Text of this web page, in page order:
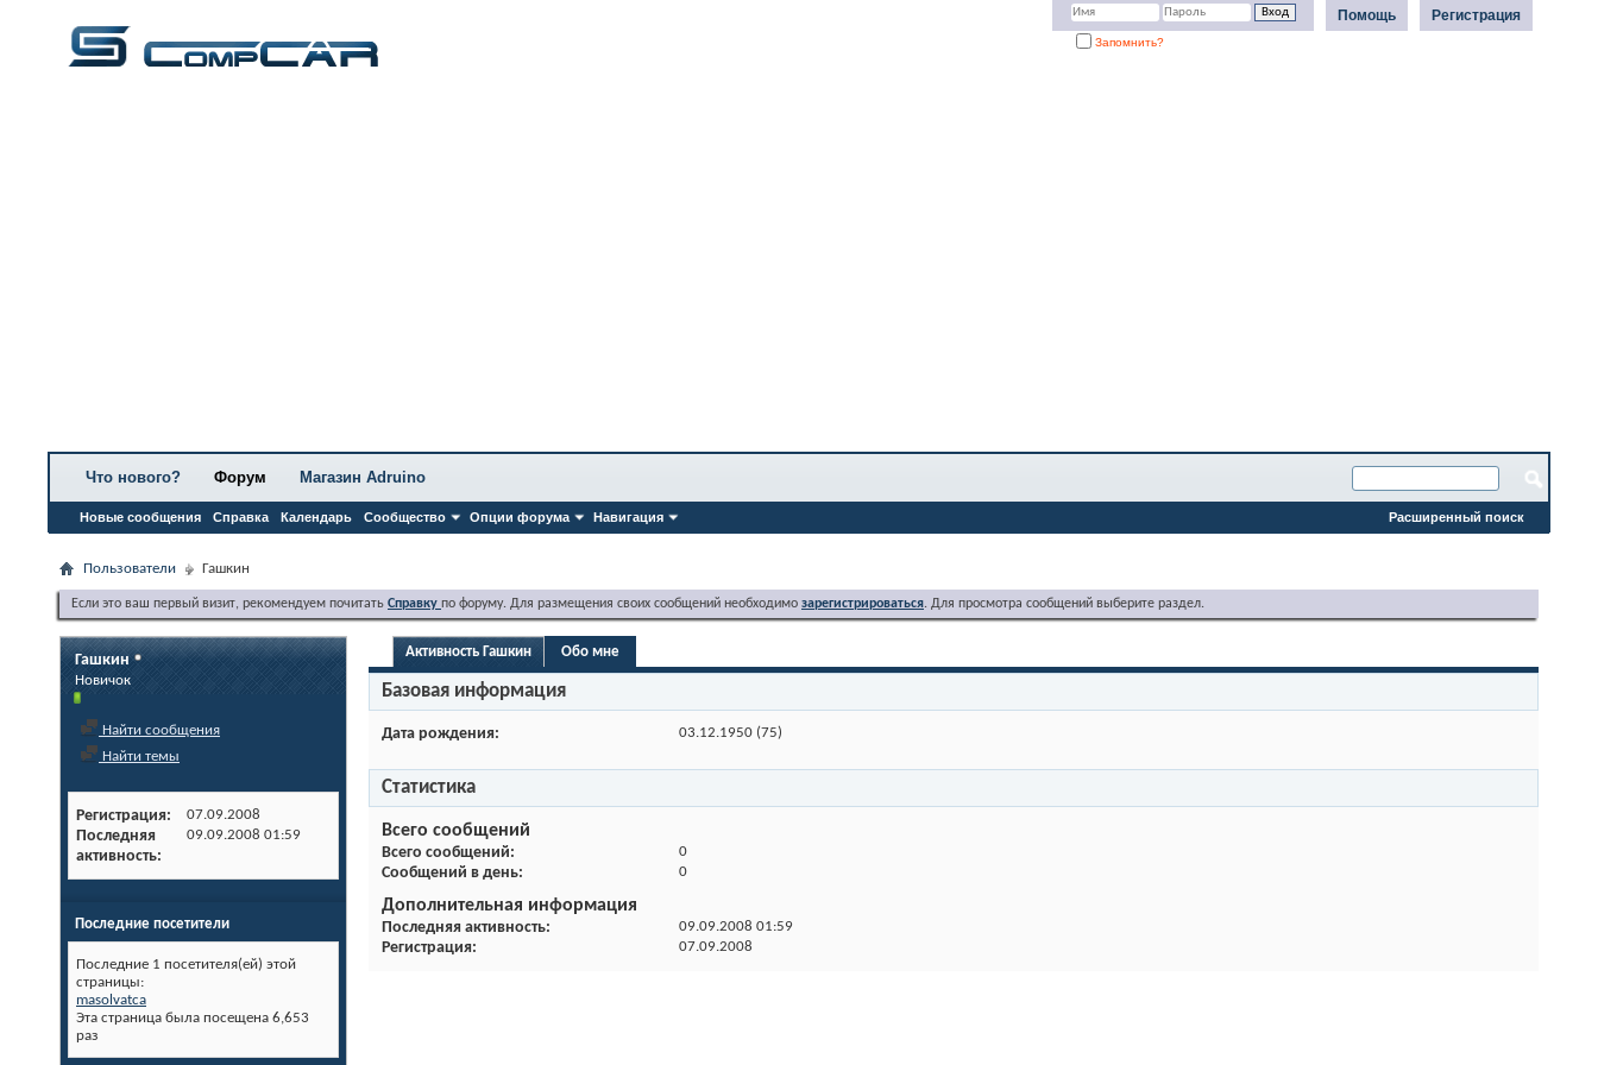
Регистрация
Помощь
Запомнить?
Что нового? Форум
Новые сообщения Справка Календарь Сообщество Опции форума Навигация
Магазин Adruino
Расширенный поиск
Пользователи Гашкин
Если это ваш первый визит, рекомендуем почитать Справку по форуму. Для размещения своих сообщений необходимо зарегистрироваться. Для просмотра сообщений выберите раздел.
Гашкин
Новичок
Найти сообщения
Найти темы
Регистрация 07.09.2008
Последняя
активность
09.09.2008 01:59
Последние посетители
Последние 1 посетителя(ей) этой
страницы:
masolvatca
Эта страница была посещена 6,653
раз
Активность Гашкин Обо мне
Базовая информация
Дата рождения 03.12.1950 (75)
Статистика
Всего сообщений
Всего сообщений 0
Сообщений в день 0
Дополнительная информация
Последняя активность 09.09.2008 01:59
Регистрация 07.09.2008